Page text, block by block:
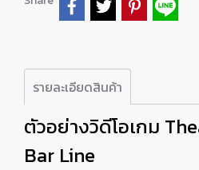
รายละเอียดสินค้า
ตัวอย่างวิดีโอเกม
Bar Line